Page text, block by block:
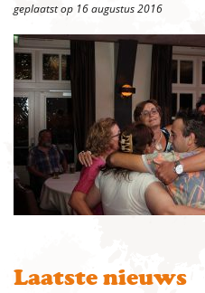
geplaatst op 16 augustus 2016
Laatste nieuws